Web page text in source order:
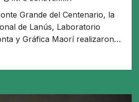
Grande del Centenario, la
de Lanús, Laboratorio
y Gráfica Maorí realizaron…